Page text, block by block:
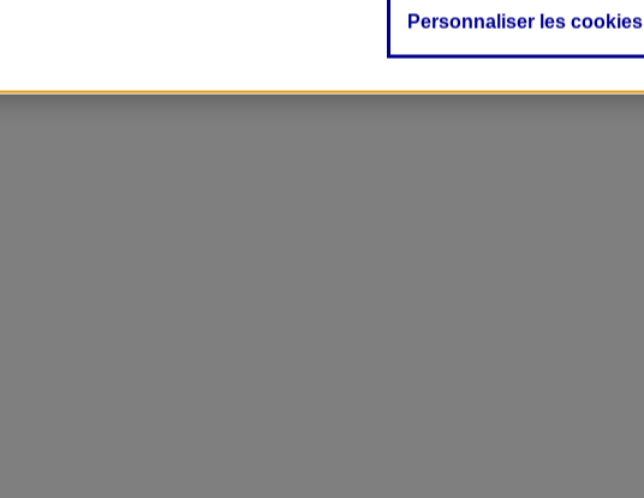
Personnaliser les cookies